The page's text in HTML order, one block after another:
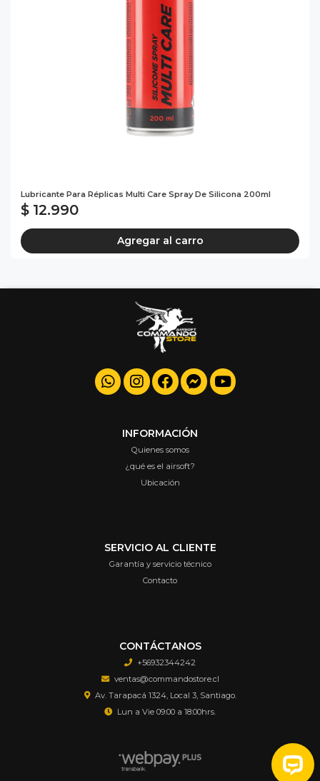
Lubricante Para Réplicas Multi Care Spray De Silicona 200ml
$ 12.990
Agregar al carro
INFORMACIÓN
Quienes somos
¿qué es el airsoft?
Ubicación
SERVICIO AL CLIENTE
Garantía y servicio técnico
Contacto
CONTÁCTANOS
+56932344242
ventas@commandostore.cl
Av. Tarapacá 1324, Local 3, Santiago.
Lun a Vie 09:00 a 18:00hrs.